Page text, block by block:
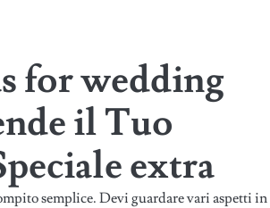
for wedding
il Tuo
extra
semplice. Devi guardare vari aspetti in